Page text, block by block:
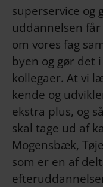
superservice og
uddannelsen
om vores fag
byen og gør det
kollegaer. At vi
kende og
ekstra plus, og
skal tage ud af
Mogensbæk,
som er en af